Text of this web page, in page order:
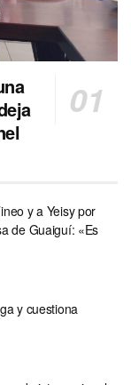
y a Yeisy por
de Guaiguí: «Es
y cuestiona